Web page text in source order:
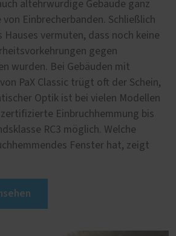
altehrwürdige Gebäude ganz
Einbrecherbanden. Schließlich
Hauses vermuten, dass noch keine
gegen
wurden. Bei Gebäuden mit
PaX Classic trügt oft der Schein,
Optik ist bei vielen Modellen
Einbruchhemmung bis
RC3 möglich. Welche
Fenster hat, zeigt